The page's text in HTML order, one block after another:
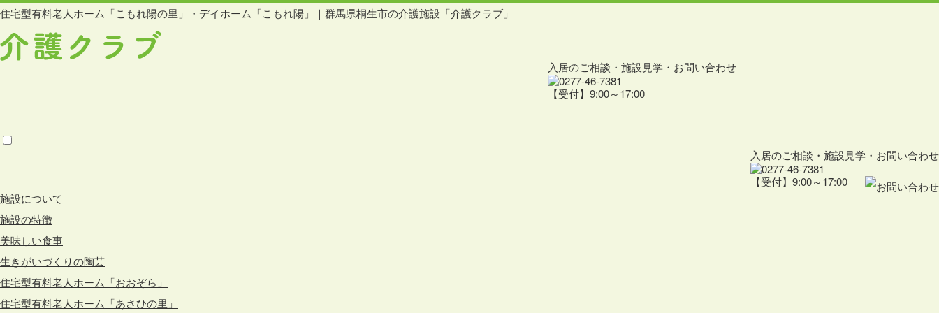
住宅型有料老人ホーム「こもれ陽の里」・デイホーム「こもれ陽」｜群馬県桐生市の介護施設「介護クラブ」
入居のご相談・施設見学・お問い合わせ
【受付】9:00～17:00
入居のご相談・施設見学・お問い合わせ
【受付】9:00～17:00
施設について
施設の特徴
美味しい食事
生きがいづくりの陶芸
住宅型有料老人ホーム「おおぞら」
住宅型有料老人ホーム「あさひの里」